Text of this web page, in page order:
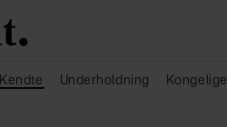
Kendte Underholdning Kongelige